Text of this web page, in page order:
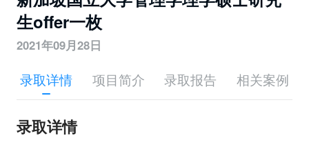
生offer一枚
2021年09月28日
录取详情 项目简介 录取报告 相关案例
录取详情